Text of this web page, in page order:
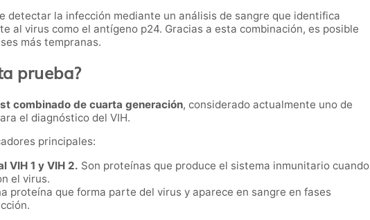
detectar la infección mediante un análisis de sangre que identifica
al virus como el antígeno p24. Gracias a esta combinación, es posible
más tempranas.
prueba?
combinado de cuarta generación, considerado actualmente uno de
el diagnóstico del VIH.
principales:
VIH 1 y VIH 2. Son proteínas que produce el sistema inmunitario cuando
el virus.
proteína que forma parte del virus y aparece en sangre en fases